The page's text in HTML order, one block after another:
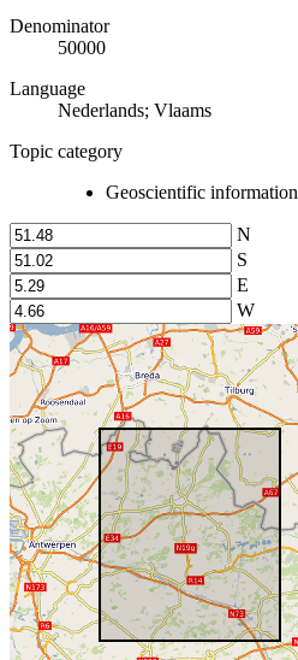
Denominator
50000
Language
Nederlands; Vlaams
Topic category
Geoscientific information
N
S
E
W